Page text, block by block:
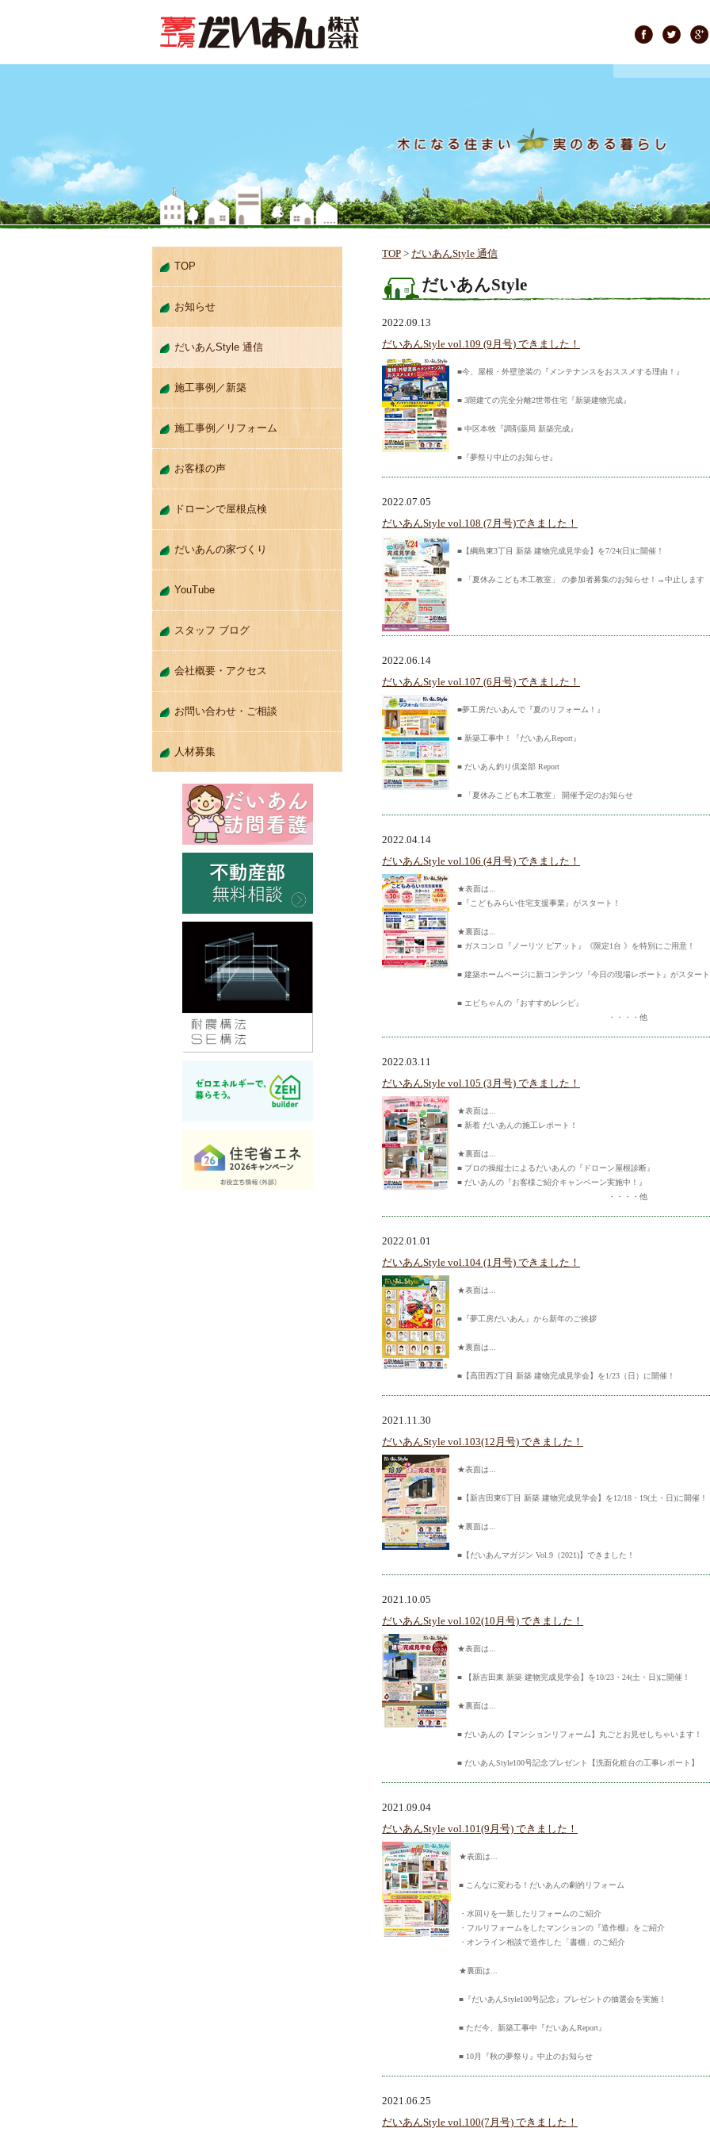
TOP
お知らせ
だいあんStyle 通信
施工事例／新築
施工事例／リフォーム
お客様の声
ドローンで屋根点検
だいあんの家づくり
YouTube
スタッフ ブログ
会社概要・アクセス
お問い合わせ・ご相談
人材募集
TOP > だいあんStyle 通信
だいあんStyle
2022.09.13
だいあんStyle vol.109 (9月号) できました！
■今、屋根・外壁塗装の『メンテナンスをおススメする理由！』
■ 3階建ての完全分離2世帯住宅『新築建物完成』
■ 中区本牧『調剤薬局 新築完成』
■『夢祭り中止のお知らせ』
2022.07.05
だいあんStyle vol.108 (7月号)できました！
■【綱島東3丁目 新築 建物完成見学会】を7/24(日)に開催！
■ 「夏休みこども木工教室」 の参加者募集のお知らせ！→中止します
2022.06.14
だいあんStyle vol.107 (6月号) できました！
■夢工房だいあんで『夏のリフォーム！』
■ 新築工事中！『だいあんReport』
■ だいあん釣り倶楽部 Report
■ 「夏休みこども木工教室」 開催予定のお知らせ
2022.04.14
だいあんStyle vol.106 (4月号) できました！
★表面は...
■『こどもみらい住宅支援事業』がスタート！
★裏面は...
■ ガスコンロ『ノーリツ ピアット』《限定1台 》を特別にご用意！
■ 建築ホームページに新コンテンツ『今日の現場レポート』がスター
■ エビちゃんの『おすすめレシピ』
・・・・他
2022.03.11
だいあんStyle vol.105 (3月号) できました！
★表面は...
■ 新着 だいあんの施工レポート！
★裏面は...
■ プロの操縦士によるだいあんの『ドローン屋根診断』
■ だいあんの『お客様ご紹介キャンペーン実施中！』
・・・・他
2022.01.01
だいあんStyle vol.104 (1月号) できました！
★表面は...
■『夢工房だいあん』から新年のご挨拶
★裏面は...
■【高田西2丁目 新築 建物完成見学会】を1/23（日）に開催！
2021.11.30
だいあんStyle vol.103(12月号) できました！
★表面は...
■【新吉田東6丁目 新築 建物完成見学会】を12/18・19(土・日)に開催！
★裏面は...
■【だいあんマガジン Vol.9（2021)】できました！
2021.10.05
だいあんStyle vol.102(10月号) できました！
★表面は...
■ 【新吉田東 新築 建物完成見学会】を10/23・24(土・日)に開催！
★裏面は...
■ だいあんの【マンションリフォーム】丸ごとお見せしちゃいます！
■ だいあんStyle100号記念プレゼント【洗面化粧台の工事レポート】
2021.09.04
だいあんStyle vol.101(9月号) できました！
★表面は...
■ こんなに変わる！だいあんの劇的リフォーム
・水回りを一新したリフォームのご紹介
・フルリフォームをしたマンションの『造作棚』をご紹介
・オンライン相談で造作した「書棚」のご紹介
★裏面は...
■『だいあんStyle100号記念』プレゼントの抽選会を実施！
■ ただ今、新築工事中『だいあんReport』
■ 10月『秋の夢祭り』中止のお知らせ
2021.06.25
だいあんStyle vol.100(7月号) できました！